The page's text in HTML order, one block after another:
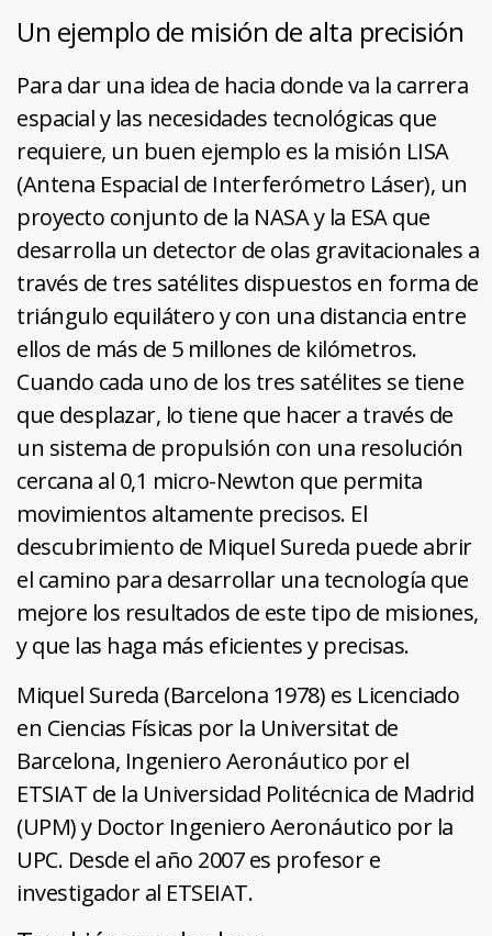
Un ejemplo de misión de alta precisión
Para dar una idea de hacia donde va la carrera
espacial y las necesidades tecnológicas que
requiere, un buen ejemplo es la misión LISA
(Antena Espacial de Interferómetro Láser), un
proyecto conjunto de la NASA y la ESA que
desarrolla un detector de olas gravitacionales a
través de tres satélites dispuestos en forma de
triángulo equilátero y con una distancia entre
ellos de más de 5 millones de kilómetros.
Cuando cada uno de los tres satélites se tiene
que desplazar, lo tiene que hacer a través de
un sistema de propulsión con una resolución
cercana al 0,1 micro-Newton que permita
movimientos altamente precisos. El
descubrimiento de Miquel Sureda puede abrir
el camino para desarrollar una tecnología que
mejore los resultados de este tipo de misiones,
y que las haga más eficientes y precisas.
Miquel Sureda (Barcelona 1978) es Licenciado
en Ciencias Físicas por la Universitat de
Barcelona, Ingeniero Aeronáutico por el
ETSIAT de la Universidad Politécnica de Madrid
(UPM) y Doctor Ingeniero Aeronáutico por la
UPC. Desde el año 2007 es profesor e
investigador al ETSEIAT.